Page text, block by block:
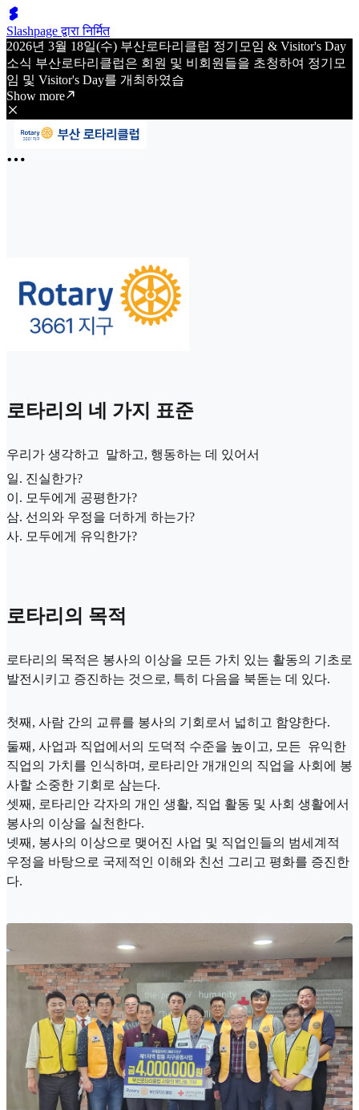
Slashpage द्वारा निर्मित
2026년 3월 18일(수) 부산로타리클럽 정기모임 & Visitor's Day
소식 부산로타리클럽은 회원 및 비회원들을 초청하여 정기모
임 및 Visitor's Day를 개최하였습
Show more
로타리의 네 가지 표준
우리가 생각하고 말하고, 행동하는 데 있어서
일. 진실한가?
이. 모두에게 공평한가?
삼. 선의와 우정을 더하게 하는가?
사. 모두에게 유익한가?
로타리의 목적
로타리의 목적은 봉사의 이상을 모든 가치 있는 활동의 기초로
발전시키고 증진하는 것으로, 특히 다음을 북돋는 데 있다.
첫째, 사람 간의 교류를 봉사의 기회로서 넓히고 함양한다.
둘째, 사업과 직업에서의 도덕적 수준을 높이고, 모든 유익한
직업의 가치를 인식하며, 로타리안 개개인의 직업을 사회에 봉
사할 소중한 기회로 삼는다.
셋째, 로타리안 각자의 개인 생활, 직업 활동 및 사회 생활에서
봉사의 이상을 실천한다.
넷째, 봉사의 이상으로 맺어진 사업 및 직업인들의 범세계적
우정을 바탕으로 국제적인 이해와 친선 그리고 평화를 증진한
다.